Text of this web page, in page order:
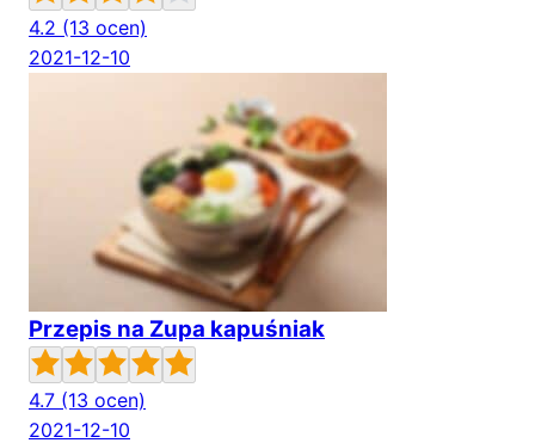
4.2 (13 ocen)
2021-12-10
Przepis na Zupa kapuśniak
4.7 (13 ocen)
2021-12-10